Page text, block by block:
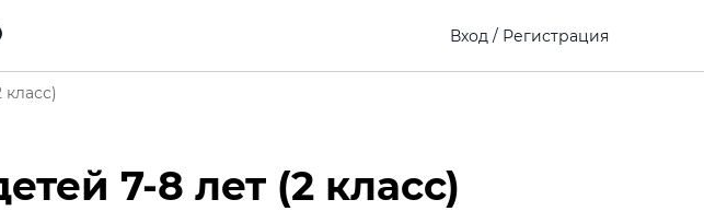
Вход / Регистрация
7-8 лет (2 класс)